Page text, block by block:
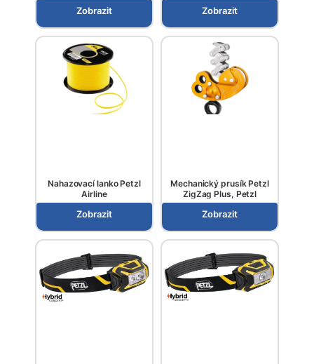
Zobrazit Zobrazit
Nahazovací lanko Petzl
Airline
Zobrazit
Mechanický prusík Petzl
ZigZag Plus, Petzl
Zobrazit